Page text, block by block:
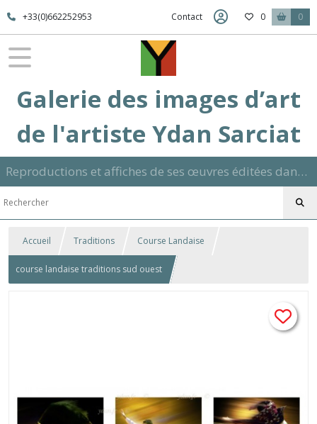
+33(0)662252953 Contact 0 0
Galerie des images d’art
de l'artiste Ydan Sarciat
Reproductions et affiches de ses œuvres éditées dans son atelier sur papier ou toile dans différents formats et signées manuscrite
Accueil Traditions Course Landaise
course landaise traditions sud ouest